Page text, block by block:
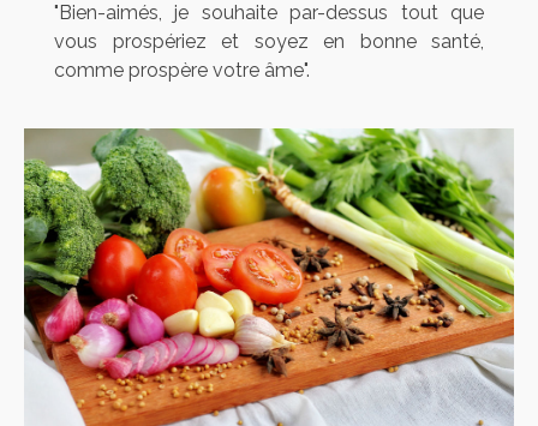
"Bien-aimés, je souhaite par-dessus tout que
vous prospériez et soyez en bonne santé,
comme prospère votre âme".